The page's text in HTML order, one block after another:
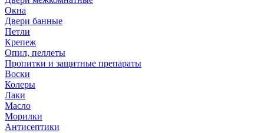
Окна
Двери банные
Петли
Крепеж
Опил, пеллеты
Пропитки и защитные препараты
Воски
Колеры
Лаки
Масло
Морилки
Антисептики